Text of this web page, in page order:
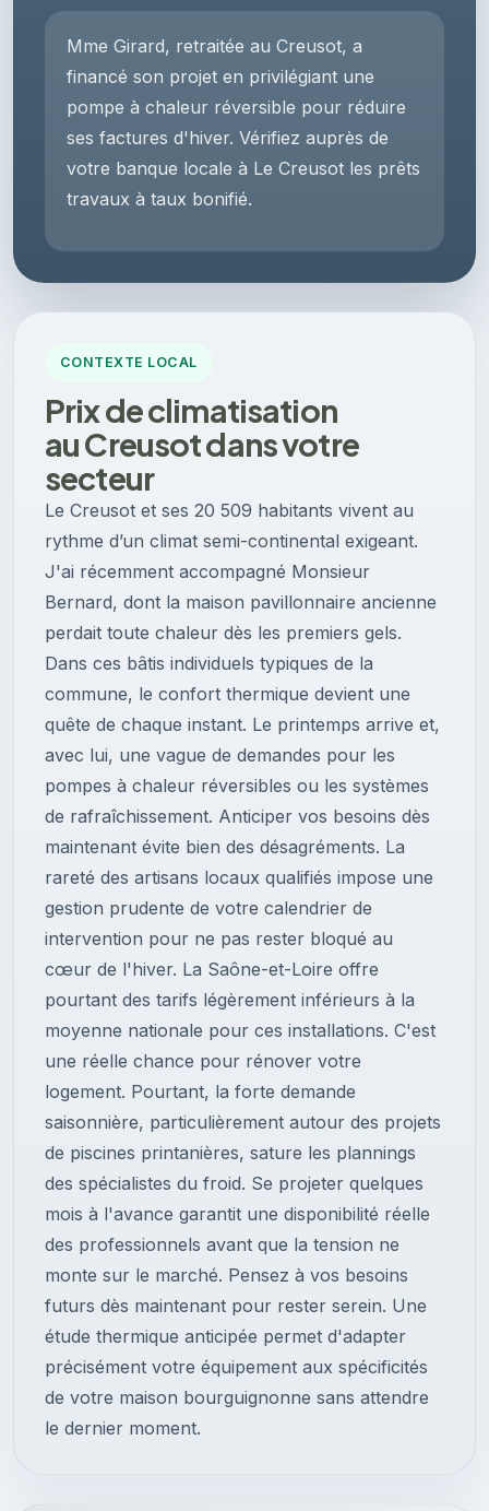
Mme Girard, retraitée au Creusot, a
financé son projet en privilégiant une
pompe à chaleur réversible pour réduire
ses factures d'hiver. Vérifiez auprès de
votre banque locale à Le Creusot les prêts
travaux à taux bonifié.
CONTEXTE LOCAL
Prix de climatisation
au Creusot dans votre
secteur
Le Creusot et ses 20 509 habitants vivent au
rythme d’un climat semi-continental exigeant.
J'ai récemment accompagné Monsieur
Bernard, dont la maison pavillonnaire ancienne
perdait toute chaleur dès les premiers gels.
Dans ces bâtis individuels typiques de la
commune, le confort thermique devient une
quête de chaque instant. Le printemps arrive et,
avec lui, une vague de demandes pour les
pompes à chaleur réversibles ou les systèmes
de rafraîchissement. Anticiper vos besoins dès
maintenant évite bien des désagréments. La
rareté des artisans locaux qualifiés impose une
gestion prudente de votre calendrier de
intervention pour ne pas rester bloqué au
cœur de l'hiver. La Saône-et-Loire offre
pourtant des tarifs légèrement inférieurs à la
moyenne nationale pour ces installations. C'est
une réelle chance pour rénover votre
logement. Pourtant, la forte demande
saisonnière, particulièrement autour des projets
de piscines printanières, sature les plannings
des spécialistes du froid. Se projeter quelques
mois à l'avance garantit une disponibilité réelle
des professionnels avant que la tension ne
monte sur le marché. Pensez à vos besoins
futurs dès maintenant pour rester serein. Une
étude thermique anticipée permet d'adapter
précisément votre équipement aux spécificités
de votre maison bourguignonne sans attendre
le dernier moment.